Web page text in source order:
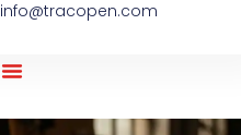
info@tracopen.com